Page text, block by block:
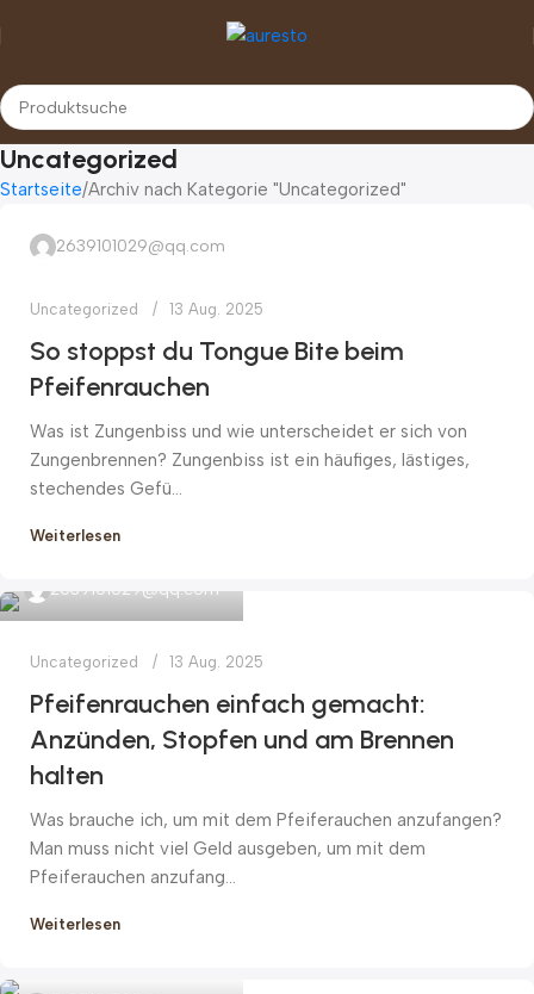
Uncategorized
Startseite Archiv nach Kategorie "Uncategorized"
2639101029@qq.com
Uncategorized 13 Aug. 2025
So stoppst du Tongue Bite beim
Pfeifenrauchen
Was ist Zungenbiss und wie unterscheidet er sich von
Zungenbrennen? Zungenbiss ist ein häufiges, lästiges,
stechendes Gefü...
Weiterlesen
2639101029@qq.com
Uncategorized 13 Aug. 2025
Pfeifenrauchen einfach gemacht:
Anzünden, Stopfen und am Brennen
halten
Was brauche ich, um mit dem Pfeiferauchen anzufangen?
Man muss nicht viel Geld ausgeben, um mit dem
Pfeiferauchen anzufang...
Weiterlesen